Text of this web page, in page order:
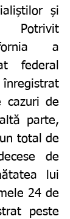
și
a
federal
cazuri de
parte,
total de
de
lui
24 de
peste